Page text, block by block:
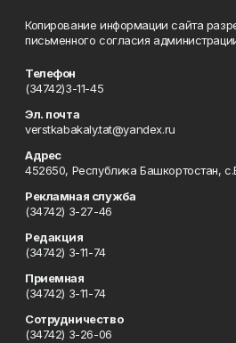
Копирование информации сайта
письменного согласия
Телефон
(34742)3-11-45
Эл. почта
verstkabakaly.tat@yandex.ru
Адрес
452650, Республика Башкортостан,
Рекламная служба
(34742) 3-27-46
Редакция
(34742) 3-11-74
Приемная
(34742) 3-11-74
Сотрудничество
(34742) 3-26-06